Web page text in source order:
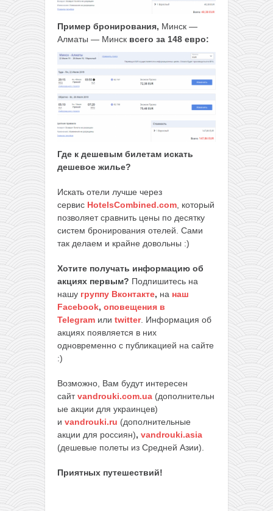
Пример бронирования, Минск —
Алматы — Минск всего за 148 евро:
Где к дешевым билетам искать
дешевое жилье?
Искать отели лучше через
сервис HotelsCombined.com , который
позволяет сравнить цены по десятку
систем бронирования отелей. Сами
так делаем и крайне довольны :)
Хотите получать информацию об
акциях первым? Подпишитесь на
нашу группу Вконтакте, на наш
Facebook, оповещения в
Telegram или twitter. Информация об
акциях появляется в них
одновременно с публикацией на сайте
:)
Возможно, Вам будут интересен
сайтvandrouki.com.ua (дополнительн
ые акции для украинцев)
и vandrouki.ru (дополнительные
акции для россиян), vandrouki.asia
(дешевые полеты из Средней Азии).
Приятных путешествий!